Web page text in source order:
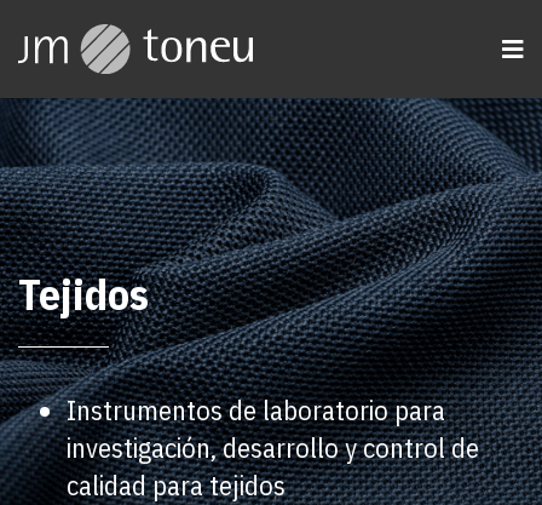
Tejidos
Instrumentos de laboratorio para
investigación, desarrollo y control de
calidad para tejidos